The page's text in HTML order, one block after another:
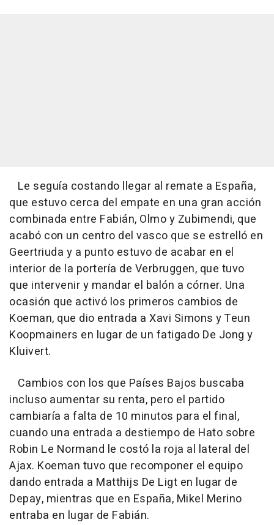
Le seguía costando llegar al remate a España,
que estuvo cerca del empate en una gran acción
combinada entre Fabián, Olmo y Zubimendi, que
acabó con un centro del vasco que se estrelló en
Geertriuda y a punto estuvo de acabar en el
interior de la portería de Verbruggen, que tuvo
que intervenir y mandar el balón a córner. Una
ocasión que activó los primeros cambios de
Koeman, que dio entrada a Xavi Simons y Teun
Koopmainers en lugar de un fatigado De Jong y
Kluivert.
Cambios con los que Países Bajos buscaba
incluso aumentar su renta, pero el partido
cambiaría a falta de 10 minutos para el final,
cuando una entrada a destiempo de Hato sobre
Robin Le Normand le costó la roja al lateral del
Ajax. Koeman tuvo que recomponer el equipo
dando entrada a Matthijs De Ligt en lugar de
Depay, mientras que en España, Mikel Merino
entraba en lugar de Fabián.